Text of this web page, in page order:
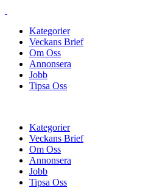
Kategorier
Veckans Brief
Om Oss
Annonsera
Jobb
Tipsa Oss
Kategorier
Veckans Brief
Om Oss
Annonsera
Jobb
Tipsa Oss